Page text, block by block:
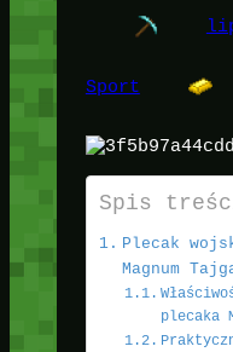
Sport
Spis
Plecak
Magnum
plecaka